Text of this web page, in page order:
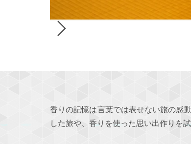
香りの記憶は言葉では表せない旅の感
した旅や、香りを使った思い出作りを